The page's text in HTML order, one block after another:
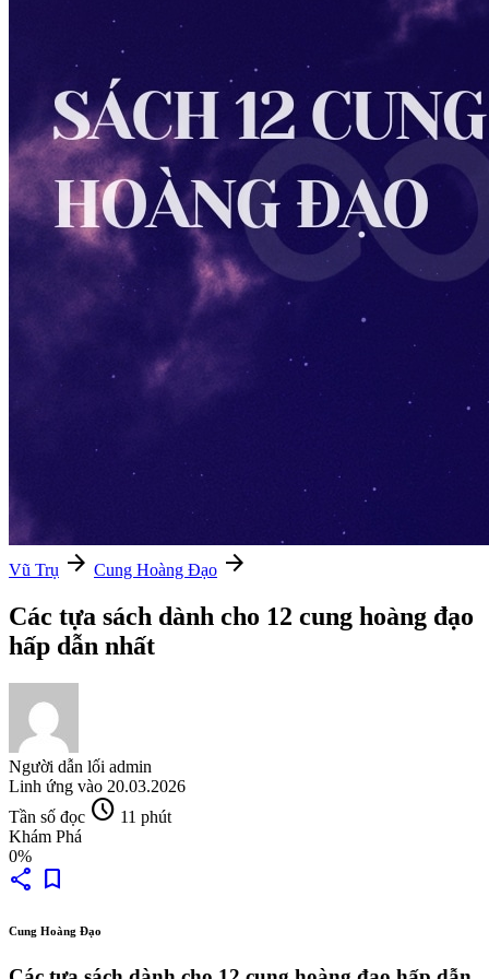
Vũ Trụ arrow_forward Cung Hoàng Đạo arrow_forward
Các tựa sách dành cho 12 cung hoàng đạo
hấp dẫn nhất
Người dẫn lối admin
Linh ứng vào 20.03.2026
Tần số đọc schedule 11 phút
Khám Phá
0%
share bookmark
Cung Hoàng Đạo